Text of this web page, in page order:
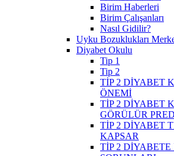
Birim Haberleri
Birim Çalışanları
Nasıl Gidilir?
Uyku Bozuklukları
Diyabet Okulu
Tip 1
Tip 2
TİP 2 DİYABET
ÖNEMİ
TİP 2 DİYABET
GÖRÜLÜR
TİP 2 DİYABET
KAPSAR
TİP 2